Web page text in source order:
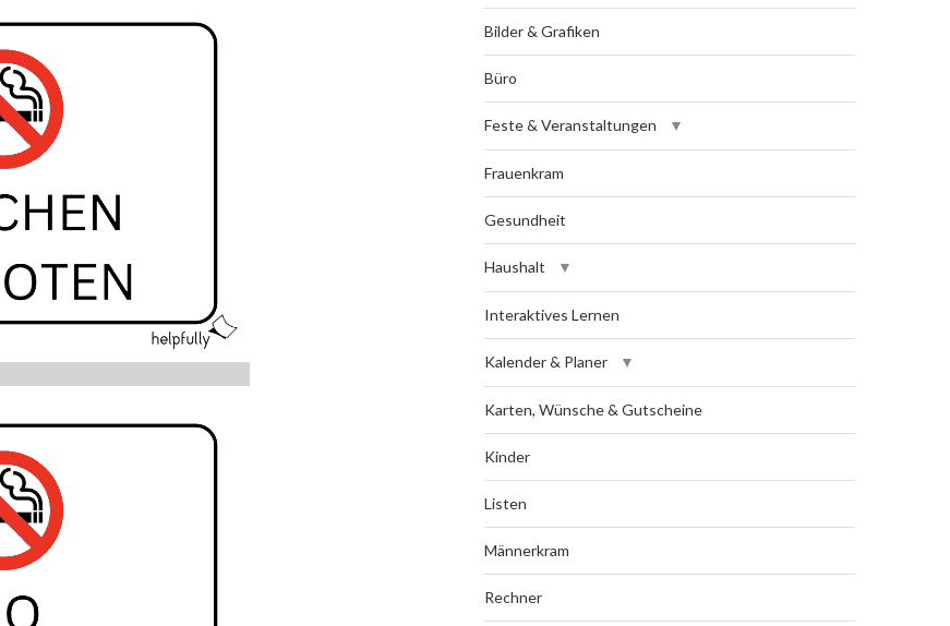
Bilder & Grafiken
Büro
Feste & Veranstaltungen
Frauenkram
Gesundheit
Haushalt
Interaktives Lernen
Kalender & Planer
Karten, Wünsche & Gutscheine
Kinder
Listen
Männerkram
Rechner